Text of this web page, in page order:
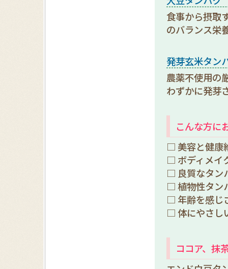
食事から摂取
のバランス栄
発芽玄米タン
農薬不使用の
わずかに発芽
こんな方に
□ 美容と健康
□ ボディメイ
□ 良質なタン
□ 植物性タン
□ 年齢を感じ
□ 体にやさし
ココア、抹